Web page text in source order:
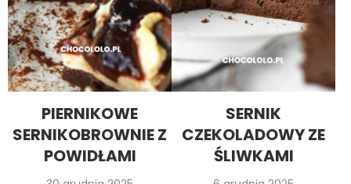
PIERNIKOWE
SERNIKOBROWNIE Z
POWIDŁAMI
SERNIK
CZEKOLADOWY ZE
ŚLIWKAMI